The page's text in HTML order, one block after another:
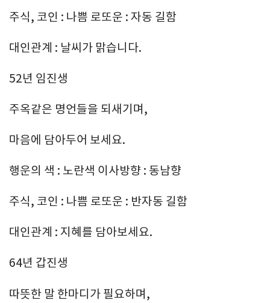
주식, 코인 : 나쁨 로또운 : 자동 길함
대인관계 : 날씨가 맑습니다.
52년 임진생
주옥같은 명언들을 되새기며,
마음에 담아두어 보세요.
행운의 색 : 노란색 이사방향 : 동남향
주식, 코인 : 나쁨 로또운 : 반자동 길함
대인관계 : 지혜를 담아보세요.
64년 갑진생
따뜻한 말 한마디가 필요하며,